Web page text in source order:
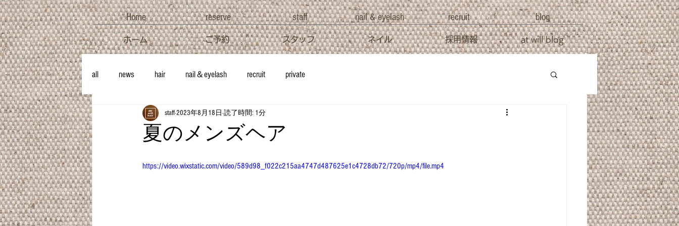
ホーム ご予約 スタッフ ネイル 採用情報 at will blog
Home reserve staff nail & eyelash recruit blog
all news hair nail＆eyelash recruit private
夏のメンズヘア
staff2023年8月18日 読了時間: 1分
https://video.wixstatic.com/video/589d98_f022c215aa4747d487625e1c4728db72/720p/mp4/file.mp4